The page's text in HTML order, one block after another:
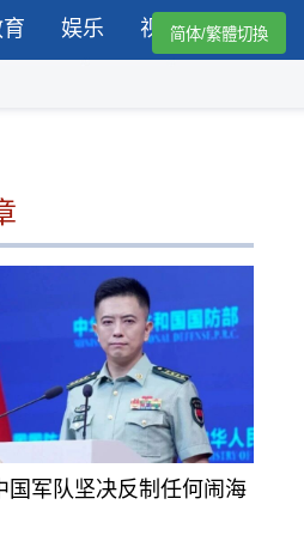
娱乐 视频简体/繁體切換
国军队坚决反制任何闹海